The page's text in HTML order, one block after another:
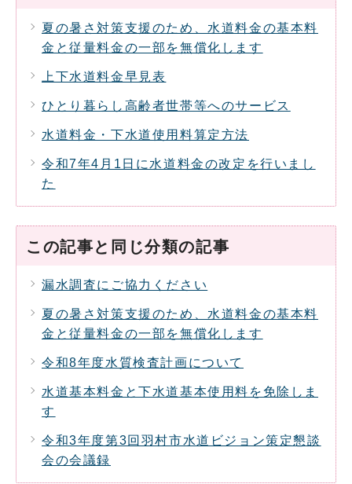
夏の暑さ対策支援のため、水道料金の基本料
金と従量料金の一部を無償化します
上下水道料金早見表
ひとり暮らし高齢者世帯等へのサービス
水道料金・下水道使用料算定方法
令和7年4月1日に水道料金の改定を行いまし
た
この記事と同じ分類の記事
漏水調査にご協力ください
夏の暑さ対策支援のため、水道料金の基本料
金と従量料金の一部を無償化します
令和8年度水質検査計画について
水道基本料金と下水道基本使用料を免除しま
す
令和3年度第3回羽村市水道ビジョン策定懇談
会の会議録